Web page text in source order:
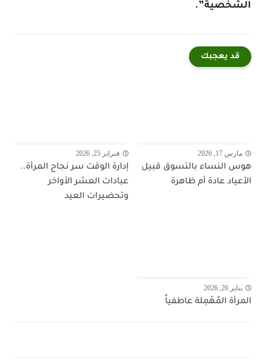
الشخصية”.
قد يعجبك
مارس 17, 2026
هوس النساء بالتسوق قبيل
الأعياد عادة أم ظاهرة
فبراير 25, 2026
إدارة الوقت سر نجاح المرأة..
عبادات العشر الأواخر
وتحضيرات العيد
يناير 26, 2026
المرأة المُهْمِلة عاطفياً